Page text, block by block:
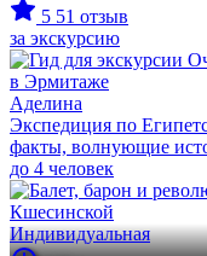
5 51 отзыв
за экскурсию
Аделина
Экспедиция по
факты, волнующие
до 4 человек
Индивидуальная